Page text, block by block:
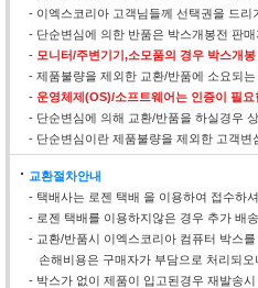
- 이엑스코리아 고객님들께 선택권을 드
- 단순변심에 의한 반품은 박스개봉전 판매
- 모니터/주변기기,소모품의 경우 박스개
- 제품불량을 제외한 교환/반품에 소요되
- 운영체제(OS)/소프트웨어는 인증이 필
- 단순변심에 의해 교환/반품을 하실경우
- 단순변심이란 제품불량을 제외한 고객
교환절차안내
- 택배사는 로젠 택배 을 이용하여 접수하
- 로젠 택배를 이용하지않은 경우 추가 배
- 교환/반품시 이엑스코리아 컴퓨터 박스
손해비용은 구매자가 부담으로 처리되
- 박스가 없이 제품이 입고된경우 재발송